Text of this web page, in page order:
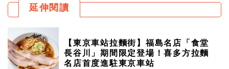
延伸閱讀
【東京車站拉麵街】福島名店「食堂
長谷川」期間限定登場！喜多方拉麵
名店首度進駐東京車站